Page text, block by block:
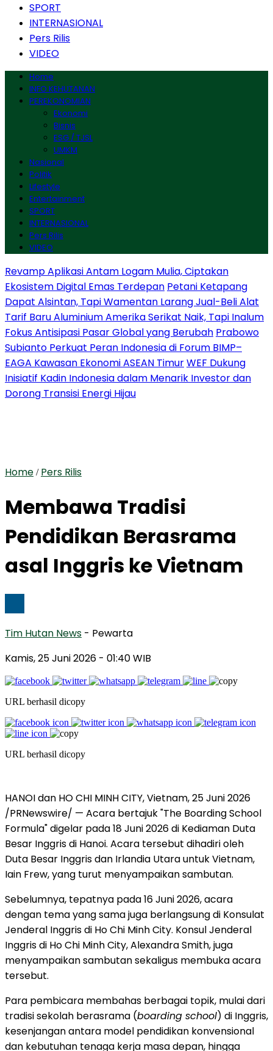
SPORT
INTERNASIONAL
Pers Rilis
VIDEO
Home
INFO KEHUTANAN
PEREKONOMIAN
Ekonomi
Bisnis
ESG / TJSL
UMKM
Nasional
Politik
Lifestyle
Entertainment
SPORT
INTERNASIONAL
Pers Rilis
VIDEO
Revamp Aplikasi Antam Logam Mulia, Ciptakan
Ekosistem Digital Emas Terdepan Petani Ketapang
Dapat Alsintan, Tapi Wamentan Larang Jual-Beli Alat
Tarif Baru Aluminium Amerika Serikat Naik, Tapi Inalum
Fokus Antisipasi Pasar Global yang Berubah Prabowo
Subianto Perkuat Peran Indonesia di Forum BIMP–
EAGA Kawasan Ekonomi ASEAN TimurWEF Dukung
Inisiatif Kadin Indonesia dalam Menarik Investor dan
Dorong Transisi Energi Hijau
Home / Pers Rilis
Membawa Tradisi
Pendidikan Berasrama
asal Inggris ke Vietnam
Tim Hutan News - Pewarta
Kamis, 25 Juni 2026 - 01:40 WIB
URL berhasil dicopy
URL berhasil dicopy
HANOI dan HO CHI MINH CITY, Vietnam,25 Juni 2026
/PRNewswire/ — Acara bertajuk "The Boarding School
Formula" digelar pada 18 Juni 2026 di Kediaman Duta
Besar Inggris di Hanoi. Acara tersebut dihadiri oleh
Duta Besar Inggris dan Irlandia Utara untuk Vietnam,
Iain Frew, yang turut menyampaikan sambutan.
Sebelumnya, tepatnya pada 16 Juni 2026, acara
dengan tema yang sama juga berlangsung di Konsulat
Jenderal Inggris di Ho Chi Minh City. Konsul Jenderal
Inggris di Ho Chi Minh City, Alexandra Smith, juga
menyampaikan sambutan sekaligus membuka acara
tersebut.
Para pembicara membahas berbagai topik, mulai dari
tradisi sekolah berasrama (boarding school) di Inggris,
kesenjangan antara model pendidikan konvensional
dan kebutuhan tenaga kerja masa depan, hingga